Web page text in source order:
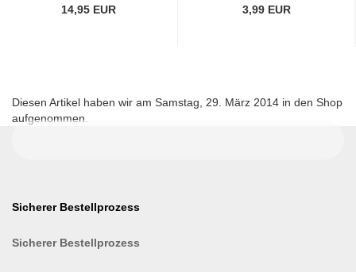
14,95 EUR
3,99 EUR
Diesen Artikel haben wir am Samstag, 29. März 2014 in den Shop
aufgenommen.
Sicherer Bestellprozess
Sicherer Bestellprozess